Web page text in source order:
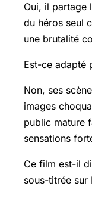
Oui, il partage
du héros seul
une brutalité
Est-ce
Non, ses
images
public mature
sensations
Ce film est-il
sous-titrée